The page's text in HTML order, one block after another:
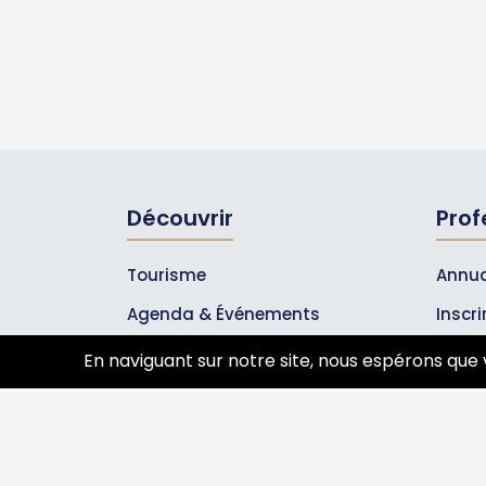
Découvrir
Tourisme
Agenda & Événements
Inscrire un événement
Qui sommes-nous ?
Les
En naviguant sur notre site, nous espérons